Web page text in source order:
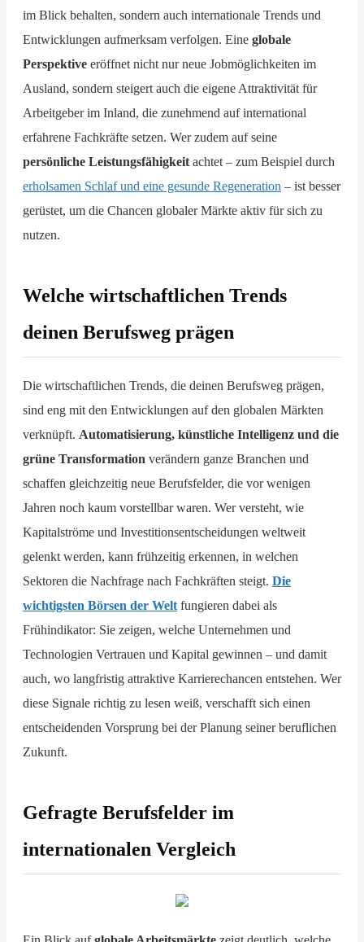
im Blick behalten, sondern auch internationale Trends und
Entwicklungen aufmerksam verfolgen. Eine globale
Perspektive eröffnet nicht nur neue Jobmöglichkeiten im
Ausland, sondern steigert auch die eigene Attraktivität für
Arbeitgeber im Inland, die zunehmend auf international
erfahrene Fachkräfte setzen. Wer zudem auf seine
persönliche Leistungsfähigkeit achtet – zum Beispiel durch
erholsamen Schlaf und eine gesunde Regeneration – ist besser
gerüstet, um die Chancen globaler Märkte aktiv für sich zu
nutzen.
Welche wirtschaftlichen Trends
deinen Berufsweg prägen
Die wirtschaftlichen Trends, die deinen Berufsweg prägen,
sind eng mit den Entwicklungen auf den globalen Märkten
verknüpft. Automatisierung, künstliche Intelligenz und die
grüne Transformation verändern ganze Branchen und
schaffen gleichzeitig neue Berufsfelder, die vor wenigen
Jahren noch kaum vorstellbar waren. Wer versteht, wie
Kapitalströme und Investitionsentscheidungen weltweit
gelenkt werden, kann frühzeitig erkennen, in welchen
Sektoren die Nachfrage nach Fachkräften steigt. Die
wichtigsten Börsen der Weltfungieren dabei als
Frühindikator: Sie zeigen, welche Unternehmen und
Technologien Vertrauen und Kapital gewinnen – und damit
auch, wo langfristig attraktive Karrierechancen entstehen. Wer
diese Signale richtig zu lesen weiß, verschafft sich einen
entscheidenden Vorsprung bei der Planung seiner beruflichen
Zukunft.
Gefragte Berufsfelder im
internationalen Vergleich